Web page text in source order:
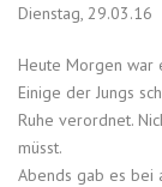
Dienstag, 29.03.16
Heute Morgen war
Einige der Jungs
Ruhe verordnet.
müsst.
Abends gab es bei